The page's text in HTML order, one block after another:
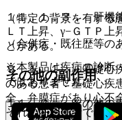
（特定の背景を有する
（合併症・既往歴等の
９．１．１． 基礎心
のある患者：基礎心疾
全、弁膜症があり心不
それのある患者では、
１１．１．３． 肝機
ＬＴ上昇、γ−ＧＴＰ上
とがある。
その他の副作用
１１．２． その他の
※本製品は疾病の診断
ではありません。